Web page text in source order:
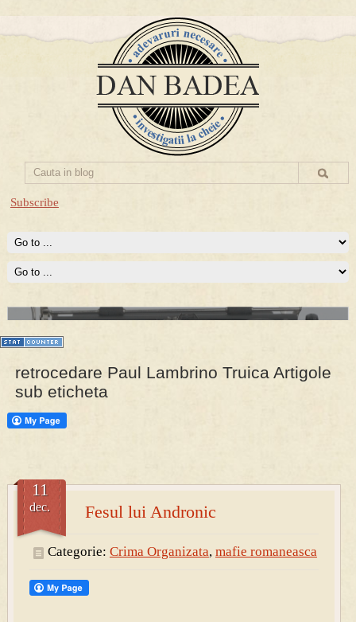
Subscribe
PRESA
Prima mea carte publicata (Nemira)
Averea Presedintelui: prima lucrare despre controversatele
conturi secrete ale Securitatii.
retrocedare Paul Lambrino Truica Artigole
sub eticheta
Fesul lui Andronic
11
dec.
Categorie: Crima Organizata, mafie romaneasca